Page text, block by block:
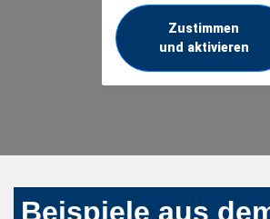
Zustimmen
und aktivieren
Beispiele aus